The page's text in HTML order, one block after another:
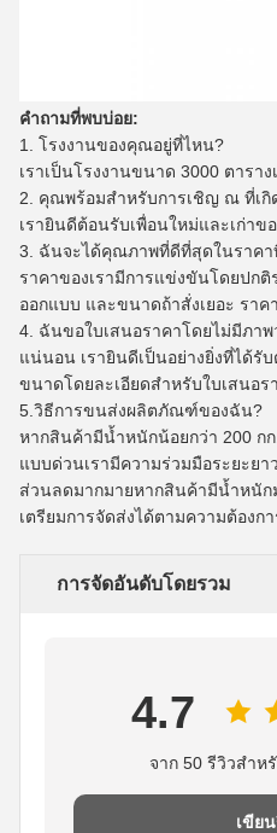
คำถามที่พบบ่อย:
1. โรงงานของคุณอยู่ที่ไหน?
เราเป็นโรงงานขนาด 3000 ตารา
2. คุณพร้อมสำหรับการเชิญ ณ ที่เกิ
เรายินดีต้อนรับเพื่อนใหม่และเก่าข
3. ฉันจะได้คุณภาพที่ดีที่สุดในราคา
ราคาของเรามีการแข่งขันโดยปก
ออกแบบ และขนาดถ้าสั่งเยอะ ราค
4. ฉันขอใบเสนอราคาโดยไม่มีภาพ
แน่นอน เรายินดีเป็นอย่างยิ่งที่ได้รั
ขนาดโดยละเอียดสำหรับใบเสนอร
5.วิธีการขนส่งผลิตภัณฑ์ของฉัน?
หากสินค้ามีน้ำหนักน้อยกว่า 200 ก
แบบด่วนเรามีความร่วมมือระยะยา
ส่วนลดมากมายหากสินค้ามีน้ำหนัก
เตรียมการจัดส่งได้ตามความต้องก
การจัดอันดับโดยรวม
4.7
จาก 50 รีวิวสําห
เขีย